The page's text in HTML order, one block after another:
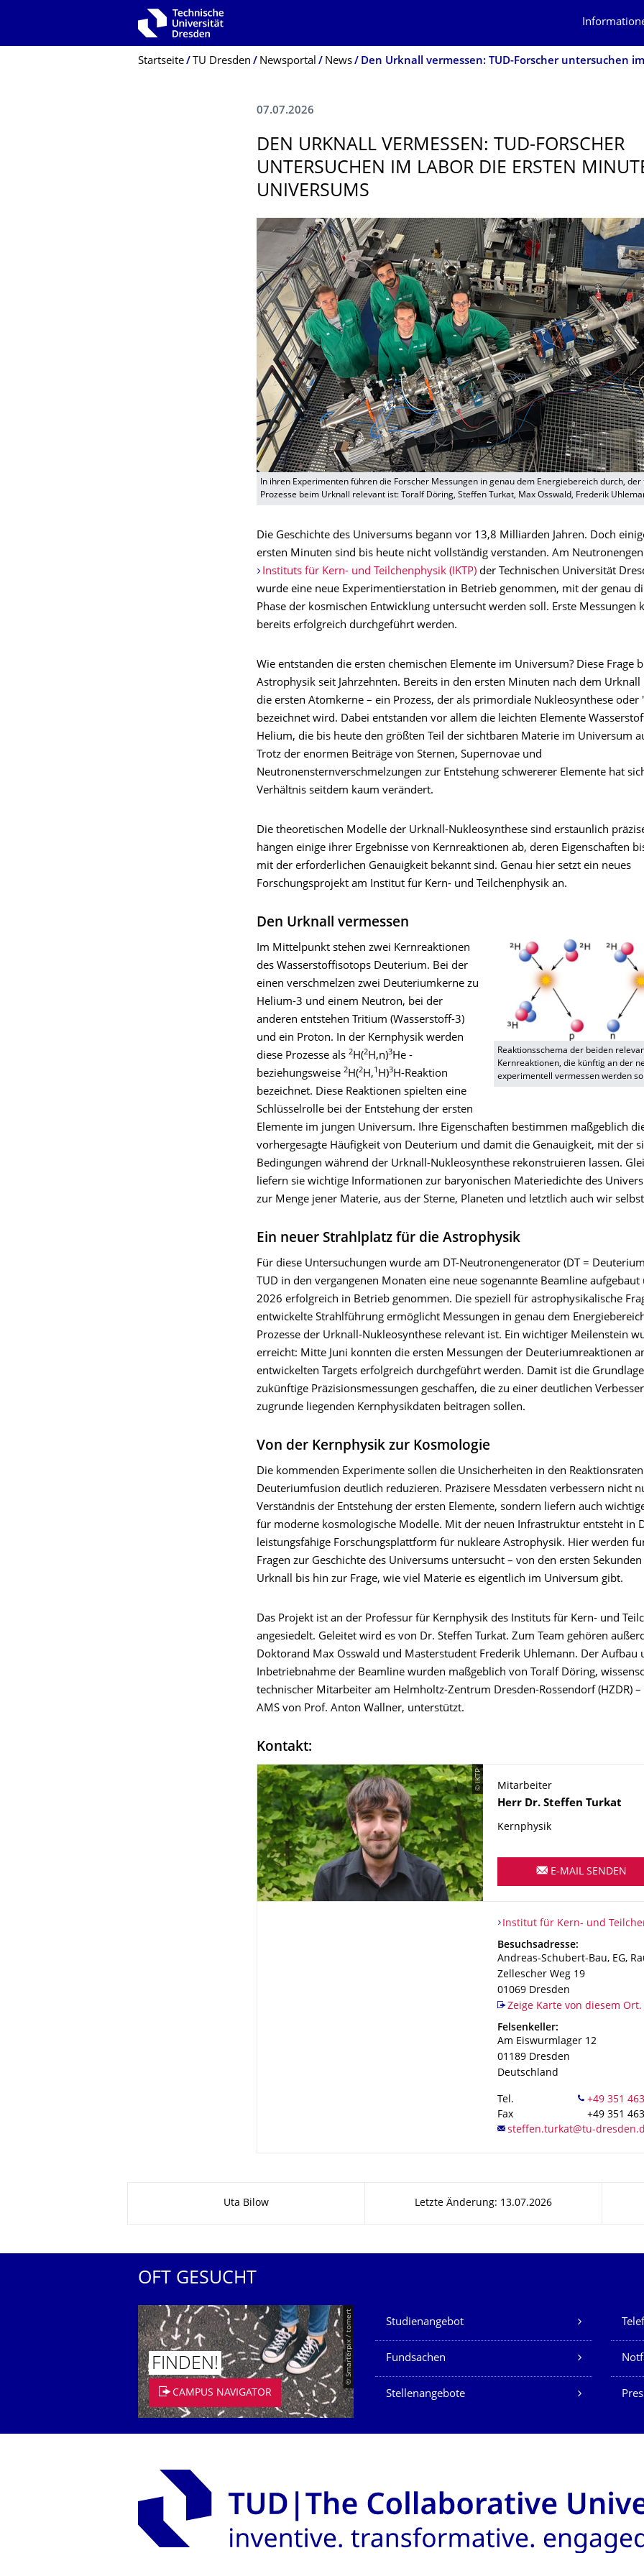
Zur Hauptnavigation springen
Breadcrumb-Menü
Startseite TU Dresden Newsportal News
07.07.2026
DEN URKNALL VERMESSEN: TUD-FORSCHER
UNTERSUCHEN IM LABOR DIE ERSTEN
UNIVERSUMS
In ihren Experimenten führen die Forscher Messungen in genau dem Energiebereich durch, der
Prozesse beim Urknall relevant ist: Toralf Döring, Steffen Turkat, Max Osswald, Frederik
Die Geschichte des Universums begann vor 13,8 Milliarden Jahren. Doch
ersten Minuten sind bis heute nicht vollständig verstanden. Am
Instituts für Kern- und Teilchenphysik (IKTP)der Technischen Universität
wurde eine neue Experimentierstation in Betrieb genommen, mit der genau
Phase der kosmischen Entwicklung untersucht werden soll. Erste Messungen
bereits erfolgreich durchgeführt werden.
Wie entstanden die ersten chemischen Elemente im Universum? Diese Frage
Astrophysik seit Jahrzehnten. Bereits in den ersten Minuten nach dem Urknall
die ersten Atomkerne – ein Prozess, der als primordiale Nukleosynthese oder
bezeichnet wird. Dabei entstanden vor allem die leichten Elemente
Helium, die bis heute den größten Teil der sichtbaren Materie im Universum
Trotz der enormen Beiträge von Sternen, Supernovae und
Neutronensternverschmelzungen zur Entstehung schwererer Elemente hat
Verhältnis seitdem kaum verändert.
Die theoretischen Modelle der Urknall-Nukleosynthese sind erstaunlich
hängen einige ihrer Ergebnisse von Kernreaktionen ab, deren Eigenschaften
mit der erforderlichen Genauigkeit bekannt sind. Genau hier setzt ein neues
Forschungsprojekt am Institut für Kern- und Teilchenphysik an.
Den Urknall vermessen
Reaktionsschema der beiden
Kernreaktionen, die künftig an der
experimentell vermessen werden
Im Mittelpunkt stehen zwei Kernreaktionen
des Wasserstoffisotops Deuterium. Bei der
einen verschmelzen zwei Deuteriumkerne zu
Helium-3 und einem Neutron, bei der
anderen entstehen Tritium (Wasserstoff-3)
und ein Proton. In der Kernphysik werden
diese Prozesse als 2H(2H,n)3He -
beziehungsweise 2H(2H, 1 H)3H-Reaktion
bezeichnet. Diese Reaktionen spielten eine
Schlüsselrolle bei der Entstehung der ersten
Elemente im jungen Universum. Ihre Eigenschaften bestimmen maßgeblich
vorhergesagte Häufigkeit von Deuterium und damit die Genauigkeit, mit der
Bedingungen während der Urknall-Nukleosynthese rekonstruieren lassen.
liefern sie wichtige Informationen zur baryonischen Materiedichte des
zur Menge jener Materie, aus der Sterne, Planeten und letztlich auch wir
Ein neuer Strahlplatz für die Astrophysik
Für diese Untersuchungen wurde am DT-Neutronengenerator (DT =
TUD in den vergangenen Monaten eine neue sogenannte Beamline aufgebaut
2026 erfolgreich in Betrieb genommen. Die speziell für astrophysikalische
entwickelte Strahlführung ermöglicht Messungen in genau dem
Prozesse der Urknall-Nukleosynthese relevant ist. Ein wichtiger Meilenstein
erreicht: Mitte Juni konnten die ersten Messungen der Deuteriumreaktionen
entwickelten Targets erfolgreich durchgeführt werden. Damit ist die
zukünftige Präzisionsmessungen geschaffen, die zu einer deutlichen
zugrunde liegenden Kernphysikdaten beitragen sollen.
Von der Kernphysik zur Kosmologie
Die kommenden Experimente sollen die Unsicherheiten in den
Deuteriumfusion deutlich reduzieren. Präzisere Messdaten verbessern nicht
Verständnis der Entstehung der ersten Elemente, sondern liefern auch
für moderne kosmologische Modelle. Mit der neuen Infrastruktur entsteht in
leistungsfähige Forschungsplattform für nukleare Astrophysik. Hier werden
Fragen zur Geschichte des Universums untersucht – von den ersten
Urknall bis hin zur Frage, wie viel Materie es eigentlich im Universum gibt.
Das Projekt ist an der Professur für Kernphysik des Instituts für Kern- und
angesiedelt. Geleitet wird es von Dr. Steffen Turkat. Zum Team gehören
Doktorand Max Osswald und Masterstudent Frederik Uhlemann. Der Aufbau
Inbetriebnahme der Beamline wurden maßgeblich von Toralf Döring,
technischer Mitarbeiter am Helmholtz-Zentrum Dresden-Rossendorf (HZDR)
AMS von Prof. Anton Wallner, unterstützt.
Kontakt:
© IKTP
Mitarbeiter
Name
Herr Dr. Steffen Turkat
Kernphysik
E-MAIL SENDEN
Organisationsname
Institut für Kern- und
Institut für Kern- und
Adresse
Besuchsadresse:
Andreas-Schubert-Bau, EG,
Zellescher Weg 19
01069 Dresden
Zeige Karte von diesem Ort.
Adresse
Felsenkeller:
Am Eiswurmlager 12
01189 Dresden
Deutschland
Tel.
Fax
+49 351
Uta Bilow Letzte Änderung: 13.07.2026
OFT GESUCHT
© Smarterpix / tomert
FINDEN!
CAMPUS NAVIGATOR
Unsere Dienste
Studienangebot
Fundsachen
Stellenangebote